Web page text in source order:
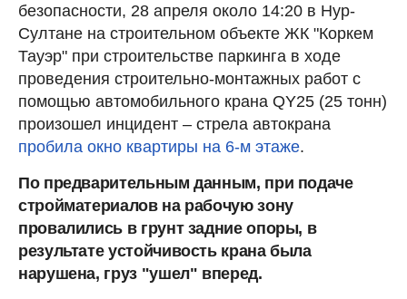
безопасности, 28 апреля около 14:20 в Нур-
Султане на строительном объекте ЖК "Коркем
Тауэр" при строительстве паркинга в ходе
проведения строительно-монтажных работ с
помощью автомобильного крана QY25 (25 тонн)
произошел инцидент – стрела автокрана
пробила окно квартиры на 6-м этаже.
По предварительным данным, при подаче
стройматериалов на рабочую зону
провалились в грунт задние опоры, в
результате устойчивость крана была
нарушена, груз "ушел" вперед.